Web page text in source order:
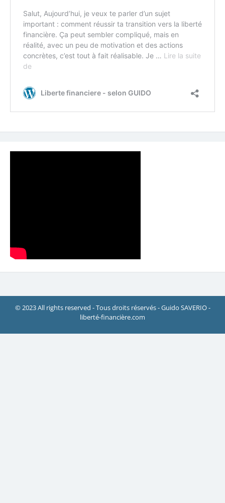
© 2023 All rights reserved - Tous droits réservés - Guido SAVERIO -
liberté-financière.com